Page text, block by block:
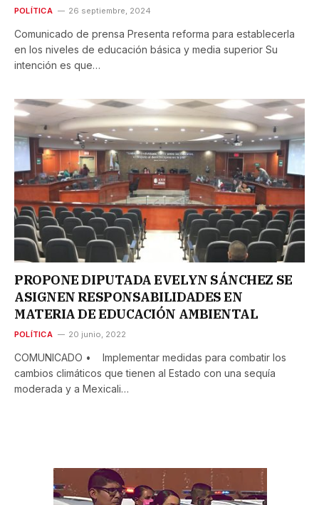
POLÍTICA 26 septiembre, 2024
Comunicado de prensa Presenta reforma para establecerla
en los niveles de educación básica y media superior Su
intención es que…
PROPONE DIPUTADA EVELYN SÁNCHEZ SE
ASIGNEN RESPONSABILIDADES EN
MATERIA DE EDUCACIÓN AMBIENTAL
POLÍTICA 20 junio, 2022
COMUNICADO • Implementar medidas para combatir los
cambios climáticos que tienen al Estado con una sequía
moderada y a Mexicali…